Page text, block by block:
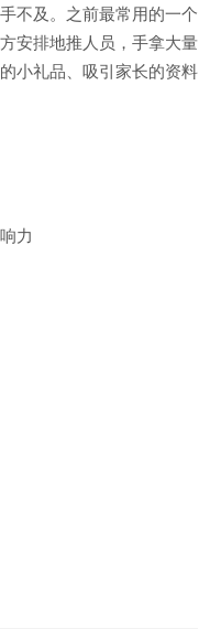
不及。之前最常用的一个
安排地推人员，手拿大量
小礼品、吸引家长的资料
力